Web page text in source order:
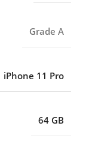
Grade A
iPhone 11 Pro
64 GB